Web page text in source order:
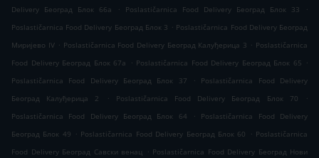
Delivery Београд Блок 66а
. Poslastičarnica Food Delivery Београд Блок 33
.
Poslastičarnica Food Delivery Београд Блок 3 . Poslastičarnica Food Delivery Београд
Миријево IV . Poslastičarnica Food Delivery Београд Калуђерица 3 . Poslastičarnica
Food Delivery Београд Блок 67а
. Poslastičarnica Food Delivery Београд Блок 65 .
Poslastičarnica Food Delivery Београд Блок 37
.
Poslastičarnica Food Delivery
Београд Калуђерица 2
. Poslastičarnica Food Delivery Београд Блок 70
.
Poslastičarnica Food Delivery Београд Блок 64
.
Poslastičarnica Food Delivery
Београд Блок 49 . Poslastičarnica Food Delivery Београд Блок 60 . Poslastičarnica
Food Delivery Београд Савски венац . Poslastičarnica Food Delivery Београд Нови